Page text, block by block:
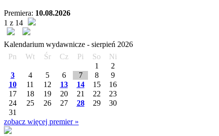
Premiera: 10.08.2026
1 z 14
Kalendarium wydawnicze - sierpień 2026
Pn
Wt Śr Cz Pi So
Ni
1
2
3
4 5 6 7 8
9
10
11 12 13 14 15
16
17
18 19 20 21 22
23
24
25 26 27 28 29
30
31
zobacz więcej premier »